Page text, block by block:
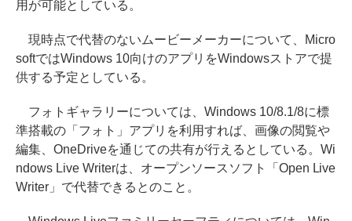
用が可能としている。
現時点で代替のないムービーメーカーについて、Micro
softではWindows 10向けのアプリをWindowsストアで提
供する予定としている。
フォトギャラリーについては、Windows 10/8.1/8に標
準搭載の「フォト」アプリを利用すれば、画像の閲覧や
編集、OneDriveを通じての共有が行えるとしている。Wi
ndows Live Writerは、オープンソースソフト「Open Live
Writer」で代替できるとのこと。